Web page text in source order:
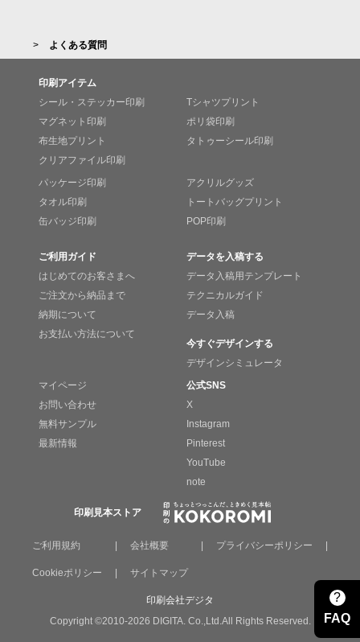
よくある質問
印刷アイテム
シール・ステッカー印刷
マグネット印刷
布生地プリント
クリアファイル印刷
Tシャツプリント
ポリ袋印刷
タトゥーシール印刷
パッケージ印刷
タオル印刷
缶バッジ印刷
アクリルグッズ
トートバッグプリント
POP印刷
ご利用ガイド
はじめてのお客さまへ
ご注文から納品まで
納期について
お支払い方法について
データを入稿する
データ入稿用テンプレート
テクニカルガイド
データ入稿
今すぐデザインする
デザインシミュレータ
マイページ
お問い合わせ
無料サンプル
最新情報
公式SNS
X
Instagram
Pinterest
YouTube
note
印刷見本ストア
ご利用規約 会社概要 プライバシーポリシー
Cookieポリシー サイトマップ
印刷会社デジタ
Copyright ©2010-2026 DIGITA. Co.,Ltd.All Rights Reserved.
?
FAQ